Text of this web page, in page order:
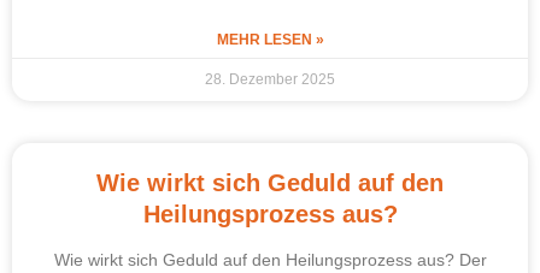
MEHR LESEN »
28. Dezember 2025
Wie wirkt sich Geduld auf den
Heilungsprozess aus?
Wie wirkt sich Geduld auf den Heilungsprozess aus? Der